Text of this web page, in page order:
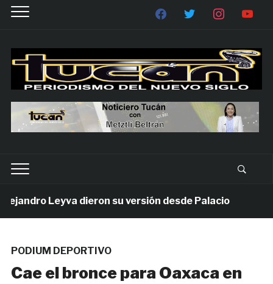
Leyva dieron su versión desde Palacio
PODIUM DEPORTIVO
Cae el bronce para Oaxaca en